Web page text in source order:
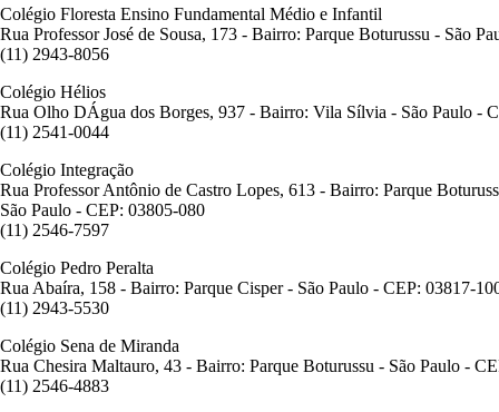
Colégio Floresta Ensino Fundamental Médio e Infantil
Rua Professor José de Sousa, 173 - Bairro: Parque Boturussu - São
(11) 2943-8056
Colégio Hélios
Rua Olho DÁgua dos Borges, 937 - Bairro: Vila Sílvia - São Paulo -
(11) 2541-0044
Colégio Integração
Rua Professor Antônio de Castro Lopes, 613 - Bairro: Parque
São Paulo - CEP: 03805-080
(11) 2546-7597
Colégio Pedro Peralta
Rua Abaíra, 158 - Bairro: Parque Cisper - São Paulo - CEP: 03817-
(11) 2943-5530
Colégio Sena de Miranda
Rua Chesira Maltauro, 43 - Bairro: Parque Boturussu - São Paulo -
(11) 2546-4883